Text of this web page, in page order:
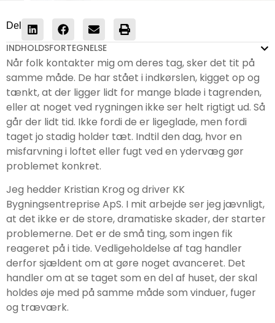
Del
INDHOLDSFORTEGNELSE
Når folk kontakter mig om deres tag, sker det tit på
samme måde. De har stået i indkørslen, kigget op og
tænkt, at der ligger lidt for mange blade i tagrenden,
eller at noget ved rygningen ikke ser helt rigtigt ud. Så
går der lidt tid. Ikke fordi de er ligeglade, men fordi
taget jo stadig holder tæt. Indtil den dag, hvor en
misfarvning i loftet eller fugt ved en ydervæg gør
problemet konkret.
Jeg hedder Kristian Krog og driver KK
Bygningsentreprise ApS. I mit arbejde ser jeg jævnligt,
at det ikke er de store, dramatiske skader, der starter
problemerne. Det er de små ting, som ingen fik
reageret på i tide. Vedligeholdelse af tag handler
derfor sjældent om at gøre noget avanceret. Det
handler om at se taget som en del af huset, der skal
holdes øje med på samme måde som vinduer, fuger
og træværk.